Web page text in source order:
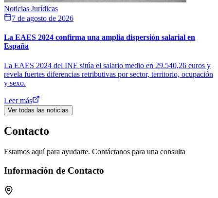
Noticias Jurídicas
7 de agosto de 2026
La EAES 2024 confirma una amplia dispersión salarial en
España
La EAES 2024 del INE sitúa el salario medio en 29.540,26 euros y
revela fuertes diferencias retributivas por sector, territorio, ocupación
y sexo.
Leer más
Ver todas las noticias
Contacto
Estamos aquí para ayudarte. Contáctanos para una consulta
Información de Contacto